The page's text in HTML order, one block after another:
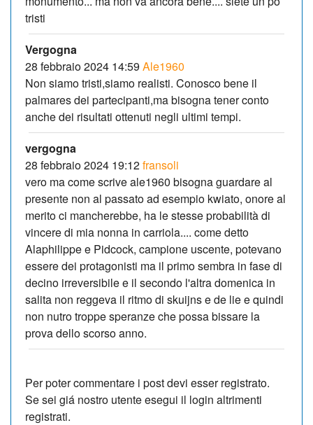
tristi
Vergogna
28 febbraio 2024 14:59 Ale1960
Non siamo tristi,siamo realisti. Conosco bene il
palmares dei partecipanti,ma bisogna tener conto
anche dei risultati ottenuti negli ultimi tempi.
vergogna
28 febbraio 2024 19:12fransoli
vero ma come scrive ale1960 bisogna guardare al
presente non al passato ad esempio kwiato, onore al
merito ci mancherebbe, ha le stesse probabilità di
vincere di mia nonna in carriola.... come detto
Alaphilippe e Pidcock, campione uscente, potevano
essere dei protagonisti ma il primo sembra in fase di
decino irreversibile e il secondo l'altra domenica in
salita non reggeva il ritmo di skuijns e de lie e quindi
non nutro troppe speranze che possa bissare la
prova dello scorso anno.
Per poter commentare i post devi esser registrato.
Se sei giá nostro utente esegui il login altrimenti
registrati.